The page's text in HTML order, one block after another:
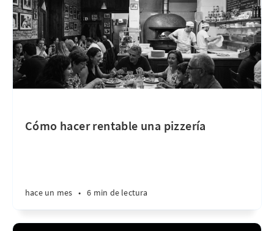
Cómo hacer rentable una pizzería
hace un mes • 6 min de lectura